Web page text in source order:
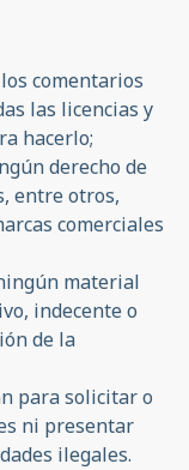
comentarios
las licencias y
hacerlo;
derecho de
entre otros,
comerciales
material
indecente o
de la
para solicitar o
ni presentar
ilegales.